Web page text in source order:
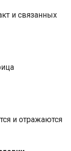
и связанных
и отражаются